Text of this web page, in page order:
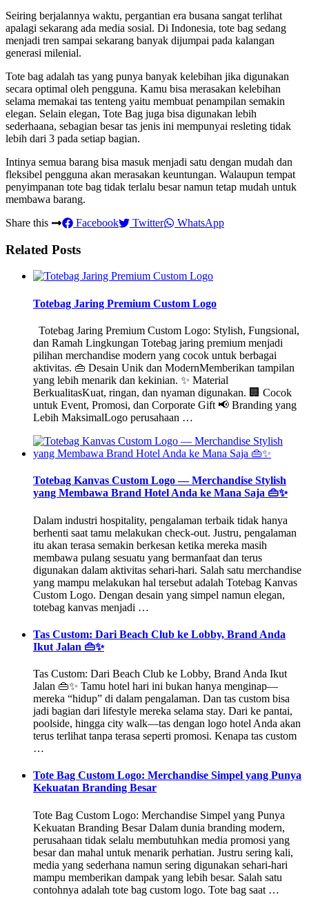
Seiring berjalannya waktu, pergantian era busana sangat terlihat
apalagi sekarang ada media sosial. Di Indonesia, tote bag sedang
menjadi tren sampai sekarang banyak dijumpai pada kalangan
generasi milenial.
Tote bag adalah tas yang punya banyak kelebihan jika digunakan
secara optimal oleh pengguna. Kamu bisa merasakan kelebihan
selama memakai tas tenteng yaitu membuat penampilan semakin
elegan. Selain elegan, Tote Bag juga bisa digunakan lebih
sederhaana, sebagian besar tas jenis ini mempunyai resleting tidak
lebih dari 3 pada setiap bagian.
Intinya semua barang bisa masuk menjadi satu dengan mudah dan
fleksibel pengguna akan merasakan keuntungan. Walaupun tempat
penyimpanan tote bag tidak terlalu besar namun tetap mudah untuk
membawa barang.
Share this
Facebook Twitter WhatsApp
Related Posts
Totebag Jaring Premium Custom Logo
Totebag Jaring Premium Custom Logo: Stylish, Fungsional,
dan Ramah Lingkungan Totebag jaring premium menjadi
pilihan merchandise modern yang cocok untuk berbagai
aktivitas. 👜 Desain Unik dan ModernMemberikan tampilan
yang lebih menarik dan kekinian. ✨ Material
BerkualitasKuat, ringan, dan nyaman digunakan. 🏢 Cocok
untuk Event, Promosi, dan Corporate Gift 📢 Branding yang
Lebih MaksimalLogo perusahaan …
Totebag Kanvas Custom Logo — Merchandise Stylish
yang Membawa Brand Hotel Anda ke Mana Saja 👜✨
Dalam industri hospitality, pengalaman terbaik tidak hanya
berhenti saat tamu melakukan check-out. Justru, pengalaman
itu akan terasa semakin berkesan ketika mereka masih
membawa pulang sesuatu yang bermanfaat dan terus
digunakan dalam aktivitas sehari-hari. Salah satu merchandise
yang mampu melakukan hal tersebut adalah Totebag Kanvas
Custom Logo. Dengan desain yang simpel namun elegan,
totebag kanvas menjadi …
Tas Custom: Dari Beach Club ke Lobby, Brand Anda
Ikut Jalan 👜✨
Tas Custom: Dari Beach Club ke Lobby, Brand Anda Ikut
Jalan 👜✨ Tamu hotel hari ini bukan hanya menginap—
mereka “hidup” di dalam pengalaman. Dan tas custom bisa
jadi bagian dari lifestyle mereka selama stay. Dari ke pantai,
poolside, hingga city walk—tas dengan logo hotel Anda akan
terus terlihat tanpa terasa seperti promosi. Kenapa tas custom
…
Tote Bag Custom Logo: Merchandise Simpel yang Punya
Kekuatan Branding Besar
Tote Bag Custom Logo: Merchandise Simpel yang Punya
Kekuatan Branding Besar Dalam dunia branding modern,
perusahaan tidak selalu membutuhkan media promosi yang
besar dan mahal untuk menarik perhatian. Justru sering kali,
media yang sederhana namun sering digunakan sehari-hari
mampu memberikan dampak yang lebih besar. Salah satu
contohnya adalah tote bag custom logo. Tote bag saat …